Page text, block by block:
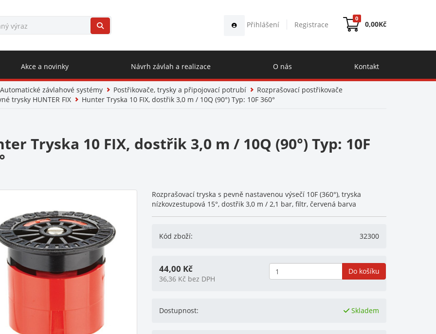
0
0,00Kč
Přihlášení Registrace
Akce a novinky Návrh závlah a realizace O nás Kontakt
Automatické závlahové systémy Postřikovače, trysky a připojovací potrubí
Rozprašovací postřikovače
trysky HUNTER FIX
Hunter Tryska 10 FIX, dostřik 3,0 m / 10Q (90°) Typ: 10F 360°
Tryska 10 FIX, dostřik 3,0 m / 10Q (90°) Typ: 10F
Rozprašovací tryska s pevně nastavenou výsečí 10F (360°), tryska
nízkovzestupová 15°, dostřik 3,0 m / 2,1 bar, filtr, červená barva
Kód zboží: 32300
44,00 Kč
36,36 Kč bez DPH
Do košíku
Dostupnost: Skladem